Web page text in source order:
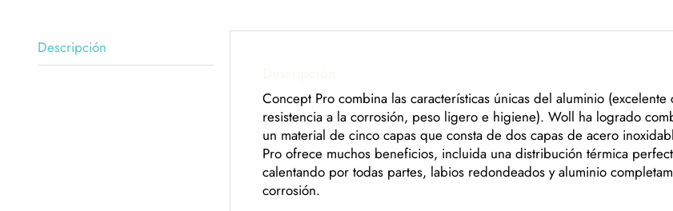
Descripción
Concept Pro combina las características únicas del aluminio
resistencia a la corrosión, peso ligero e higiene). Woll ha logrado
un material de cinco capas que consta de dos capas de acero
Pro ofrece muchos beneficios, incluida una distribución térmica
calentando por todas partes, labios redondeados y aluminio
corrosión.